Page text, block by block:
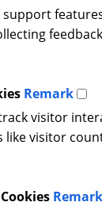
support
Remark
visitor
like visitor
Remark